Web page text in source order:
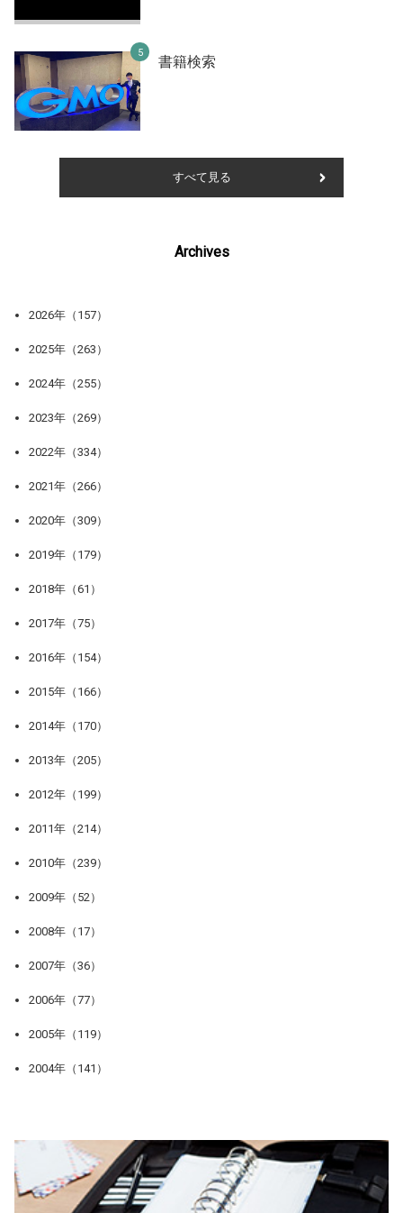
書籍検索
すべて見る
Archives
2026年（157）
2025年（263）
2024年（255）
2023年（269）
2022年（334）
2021年（266）
2020年（309）
2019年（179）
2018年（61）
2017年（75）
2016年（154）
2015年（166）
2014年（170）
2013年（205）
2012年（199）
2011年（214）
2010年（239）
2009年（52）
2008年（17）
2007年（36）
2006年（77）
2005年（119）
2004年（141）